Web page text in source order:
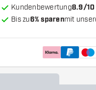
Kundenbewertung8.9/10
Bis zu6% sparenmit